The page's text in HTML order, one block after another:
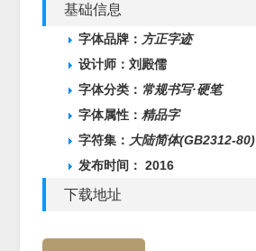
基础信息
字体品牌： 方正字迹
设计师：刘殿儒
字体分类： 常规书写·硬笔
字体属性：精品字
字符集： 大陆简体(GB2312-80)
发布时间： 2016
下载地址